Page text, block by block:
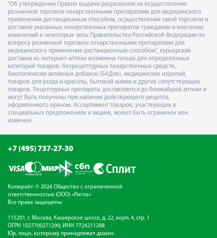
"Об утверждении Правил выдачи разрешения на осуществление
розничной торговли лекарственными препаратами для медицинского
применения дистанционным способом, осуществления такой торговли и
доставки указанных лекарственных препаратов гражданам и внесении
изменений в некоторые акты Правительства Российской Федерации по
вопросу розничной торговли лекарственными препаратами для
медицинского применения дистанционным способом", курьерская
доставка из интернет-аптеки возможна только для определённых
категорий товаров: безрецептурных лекарственных средств,
биологически активных добавок (БАДов), медицинских изделий,
товаров для ухода и красоты, бытовой химии и других сопутствующих
товаров. Рецептурные препараты доставляются до ближайшей аптеки и
могут быть получены при наличии действующего рецепта,
оформленного врачом. Ассортимент товаров, участвующих в
специальных предложениях и акциях, может быть ограничен или
изменен
+7 (495) 737-27-30
Копирайт: © 2026 Общество с ограниченной
ответственностью (ООО) «Ригла»
Все права защищены
115201, г. Москва, Каширское шоссе, д. 22, корп. 4, стр. 1
ОГРН 1027700271290; ИНН 7724211288
Юр. лицо, которому принадлежит домен: